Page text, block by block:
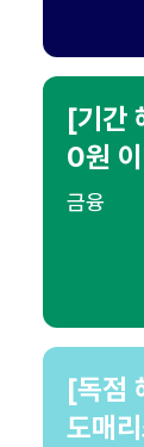
[기간
0원
금융
[독점
도매